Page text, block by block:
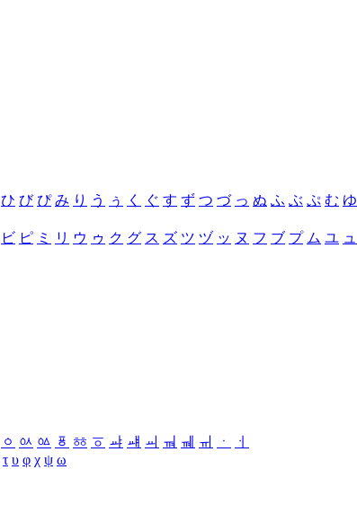
ひ び ぴ み り う ぅ く ぐ す ず つ づ っ ぬ ふ ぶ ぷ む ゆ
ビ ピ ミ リ ウ ゥ ク グ ス ズ ツ ヅ ッ ヌ フ ブ プ ム ユ ュ
ㆁ ㆂ ㆃ ㆄ ㆅ ㆆ ㆇ ㆈ ㆉ ㆊ ㆋ ㆌ ㆍ
ㆎ
τ υ φ χ ψ ω